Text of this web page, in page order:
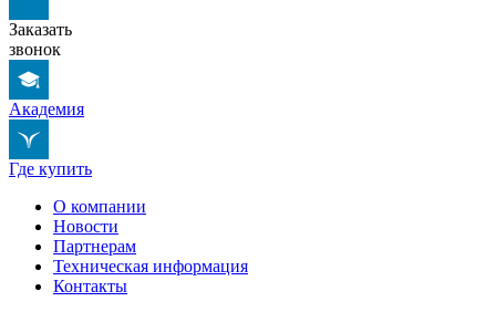
Заказать
звонок
Академия
Где купить
О компании
Новости
Партнерам
Техническая информация
Контакты